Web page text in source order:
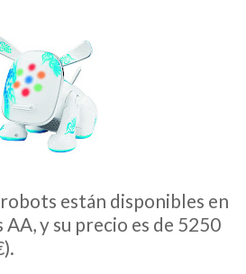
están disponibles en
AA, y su precio es de 5250